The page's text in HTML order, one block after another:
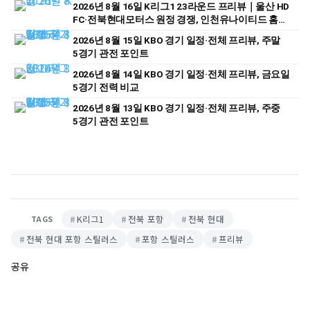
2026년 8월 16일 K리그1 23라운드 프리뷰｜울산 HD
FC·전북현대모터스 원정 경쟁, 인천유나이티드 홈
2026년 8월 15일 KBO 경기 일정·전체 프리뷰, 주말
5경기 관전 포인트
2026년 8월 14일 KBO 경기 일정·전체 프리뷰, 금요일
5경기 전력 비교
2026년 8월 13일 KBO 경기 일정·전체 프리뷰, 주중
5경기 관전 포인트
TAGS K리그1 전북 포항
전북 현대
전북 현대 포항 스틸러스
포항 스틸러스 프리뷰
공유